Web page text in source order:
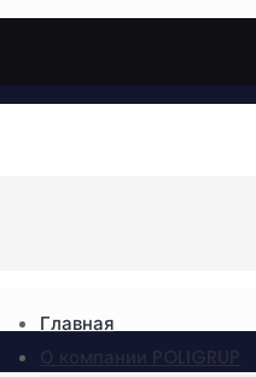
Главная
О компании POLIGRUP